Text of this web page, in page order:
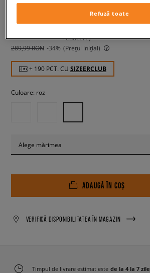
reducere)
289,99 RON -34% (Prețul inițial)
+ 190 PCT. CU SIZEERCLUB
Culoare: roz
Alege mărimea
ADAUGĂ ÎN COȘ
VERIFICĂ DISPONIBILITATEA ÎN MAGAZIN
Timpul de livrare estimat este de la 4 la 7 zile
Refuză toate